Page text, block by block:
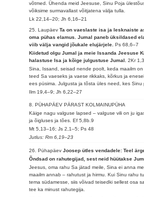
võtmed. Ühenda meid Jeesuse, Sinu Poja
võiksime surmavallast võitjatena välja tulla.
Lk 22,14–20; Jh 6,16–21
25. LaupäevTa on vaeslaste isa ja lesknaiste
oma pühas elamus. Jumal paneb üksildased
viib välja vangid jõukale elujärjele.Ps 68,6–7
Kiidetud olgu Jumal ja meie Issanda Jeesuse
halastuse Isa ja kõige julgustuse Jumal.2Kr 1,3
Sina, Issand, seisad nende poolt, keda maailm on
teed Sa vaeseks ja vaese rikkaks, kõrkus ja
ees püsima. Julgusta ja tõsta üles need, kes Sinu
Ilm 19,4–9; Jh 6,22–27
8. PÜHAPÄEV PÄRAST KOLMAINUPÜHA
Käige nagu valguse lapsed – valguse vili on ju
ja õigluses ja tões.Ef 5,8b.9
Mt 5,13–16; Js 2,1–5; Ps 48
Jutlus: Rm 6,19–23
26. PühapäevJoosep ütles vendadele: Teel
Õndsad on rahutegijad, sest neid hüütakse
Jeesus, oma rahu Sa jätad meile, Sina ei anna
maailm annab – rahutust ja hirmu. Kui Sinu rahu
tema südamesse, siis võivad teisedki sellest osa
tee ka minust rahutegija.